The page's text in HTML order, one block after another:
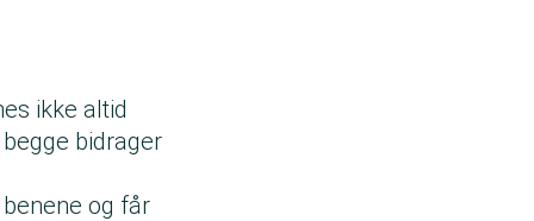
ikke altid
bidrager
og får